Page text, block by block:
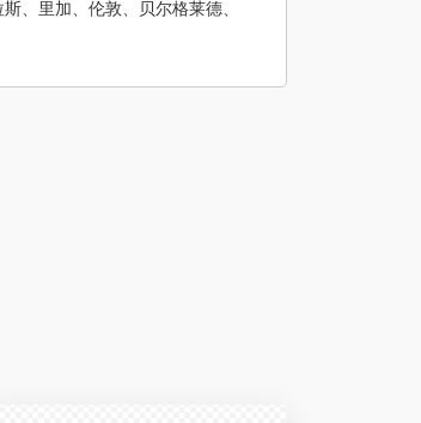
、里加、伦敦、贝尔格莱德、